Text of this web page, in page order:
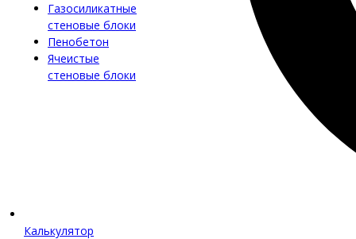
Газосиликатные
стеновые блоки
Пенобетон
Ячеистые
стеновые блоки
Калькулятор